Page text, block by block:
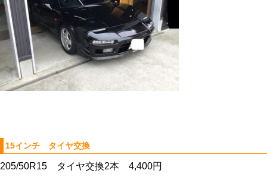
15インチ タイヤ交換
205/50R15 タイヤ交換2本 4,400円